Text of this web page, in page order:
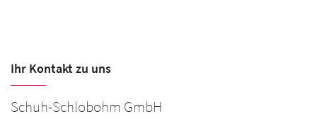
Ihr Kontakt zu uns
Schuh-Schlobohm GmbH